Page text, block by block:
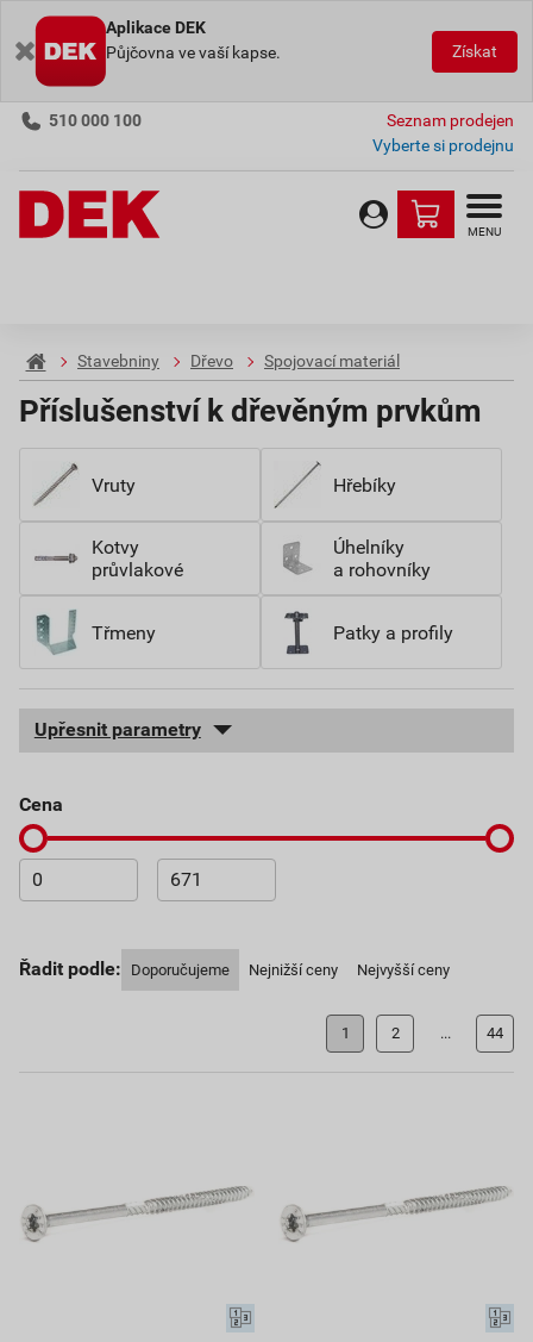
Aplikace DEK
Půjčovna ve vaší kapse.
Získat
510 000 100
Seznam prodejen
Vyberte si prodejnu
MENU
Stavebniny Dřevo Spojovací materiál
Příslušenství k dřevěným prvkům
Vruty Hřebíky
Kotvy
průvlakové
Úhelníky
a rohovníky
Třmeny Patky a profily
Upřesnit parametry
cena
Řadit podle: Doporučujeme Nejnižší ceny Nejvyšší ceny
1 2 ... 44